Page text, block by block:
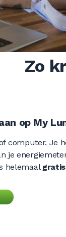
Zo
op My
computer. Je
je
helemaal gratis